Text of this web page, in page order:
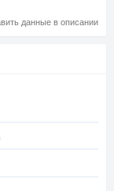
данные в описании